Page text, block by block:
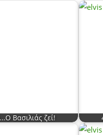
Βασιλιάς ζεί!